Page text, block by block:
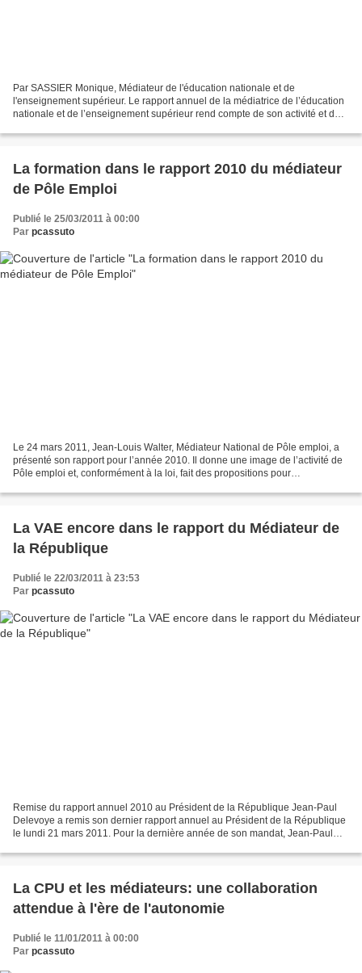
Par SASSIER Monique, Médiateur de l'éducation nationale et de
l'enseignement supérieur. Le rapport annuel de la médiatrice de l’éducation
nationale et de l’enseignement supérieur rend compte de son activité et de
La formation dans le rapport 2010 du médiateur
de Pôle Emploi
Publié le 25/03/2011 à 00:00
Par pcassuto
Le 24 mars 2011, Jean-Louis Walter, Médiateur National de Pôle emploi, a
présenté son rapport pour l’année 2010. Il donne une image de l’activité de
Pôle emploi et, conformément à la loi, fait des propositions pour
La VAE encore dans le rapport du Médiateur de
la République
Publié le 22/03/2011 à 23:53
Par pcassuto
Remise du rapport annuel 2010 au Président de la République Jean-Paul
Delevoye a remis son dernier rapport annuel au Président de la République
le lundi 21 mars 2011. Pour la dernière année de son mandat, Jean-Paul
La CPU et les médiateurs: une collaboration
attendue à l'ère de l'autonomie
Publié le 11/01/2011 à 00:00
Par pcassuto